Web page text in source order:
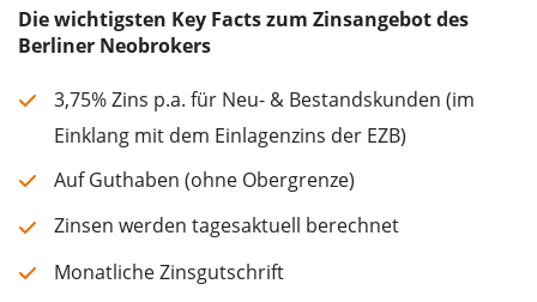
Die wichtigsten Key Facts zum Zinsangebot des
Berliner Neobrokers
3,75% Zins p.a. für Neu- & Bestandskunden (im
Einklang mit dem Einlagenzins der EZB)
Auf Guthaben (ohne Obergrenze)
Zinsen werden tagesaktuell berechnet
Monatliche Zinsgutschrift